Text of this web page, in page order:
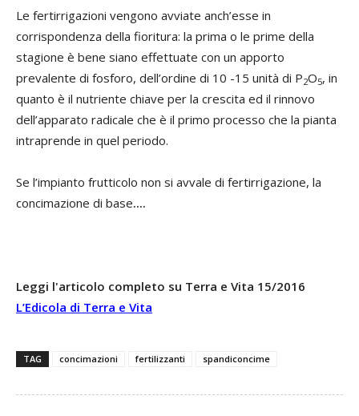
Le fertirrigazioni vengono avviate anch’esse in
corrispondenza della fioritura: la prima o le prime della
stagione è bene siano effettuate con un apporto
prevalente di fosforo, dell’ordine di 10 -15 unità di P2O5, in
quanto è il nutriente chiave per la crescita ed il rinnovo
dell’apparato radicale che è il primo processo che la pianta
intraprende in quel periodo.
Se l’impianto frutticolo non si avvale di fertirrigazione, la
concimazione di base....
Leggi l'articolo completo su Terra e Vita 15/2016
L’Edicola di Terra e Vita
TAG concimazioni fertilizzanti spandiconcime